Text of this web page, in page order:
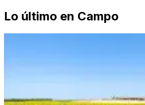
Lo último en Campo